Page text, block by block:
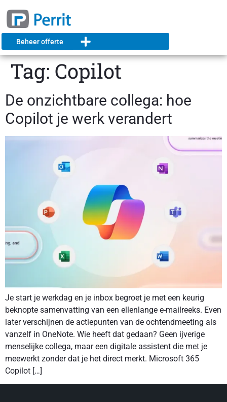
Beheer offerte
Tag: Copilot
De onzichtbare collega: hoe
Copilot je werk verandert
Je start je werkdag en je inbox begroet je met een keurig
beknopte samenvatting van een ellenlange e-mailreeks. Even
later verschijnen de actiepunten van de ochtendmeeting als
vanzelf in OneNote. Wie heeft dat gedaan? Geen ijverige
menselijke collega, maar een digitale assistent die met je
meewerkt zonder dat je het direct merkt. Microsoft 365
Copilot […]